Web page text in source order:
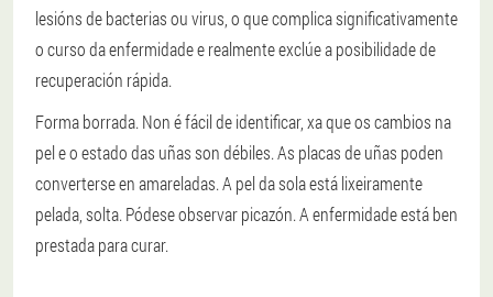
lesións de bacterias ou virus, o que complica significativamente
o curso da enfermidade e realmente exclúe a posibilidade de
recuperación rápida.
Forma borrada. Non é fácil de identificar, xa que os cambios na
pel e o estado das uñas son débiles. As placas de uñas poden
converterse en amareladas. A pel da sola está lixeiramente
pelada, solta. Pódese observar picazón. A enfermidade está ben
prestada para curar.